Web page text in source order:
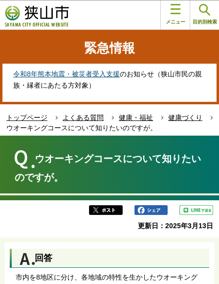
の
ペ
す
メニュー 目的別検索
緊急情報
令和8年熊本地震・被災者受入支援のお知らせ（狭山市民の親
族・縁者にあたる方対象）
トップページ よくある質問 健康・福祉
健康づくり
ウオーキングコースについて知りたいのですが。
ら
ウオーキングコースについて知りたい
のですが。
更新日：2025年3月13日
回答
市内を8地区に分け、各地域の特性を生かしたウオーキング